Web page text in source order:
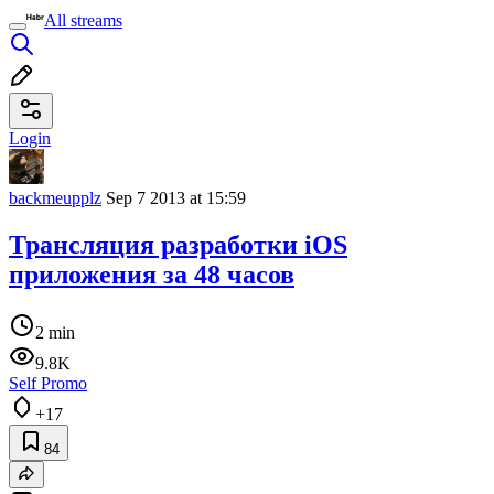
All streams
Login
backmeupplz Sep 7 2013 at 15:59
Трансляция разработки iOS
приложения за 48 часов
2 min
9.8K
Self Promo
+17
84